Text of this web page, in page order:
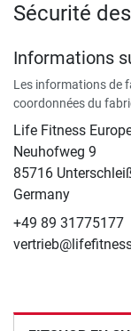
Sécurité
Informations
Les informations de
coordonnées du
Life Fitness
Neuhofweg 9
85716
Germany
+49 89 31775177